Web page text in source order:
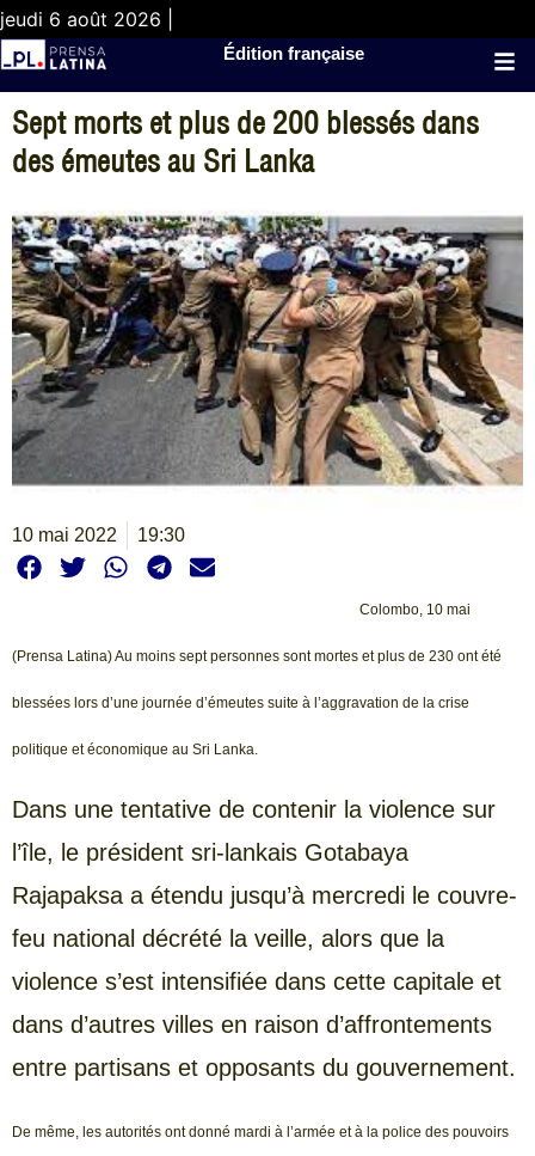
jeudi 6 août 2026 |
Édition française
Sept morts et plus de 200 blessés dans
des émeutes au Sri Lanka
10 mai 2022 19:30
Colombo, 10 mai
(Prensa Latina) Au moins sept personnes sont mortes et plus de 230 ont été
blessées lors d’une journée d’émeutes suite à l’aggravation de la crise
politique et économique au Sri Lanka.
Dans une tentative de contenir la violence sur
l’île, le président sri-lankais Gotabaya
Rajapaksa a étendu jusqu’à mercredi le couvre-
feu national décrété la veille, alors que la
violence s’est intensifiée dans cette capitale et
dans d’autres villes en raison d’affrontements
entre partisans et opposants du gouvernement.
De même, les autorités ont donné mardi à l’armée et à la police des pouvoirs